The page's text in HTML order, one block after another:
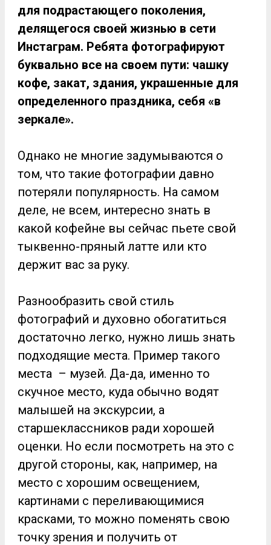
для подрастающего поколения,
делящегося своей жизнью в сети
Инстаграм. Ребята фотографируют
буквально все на своем пути: чашку
кофе, закат, здания, украшенные для
определенного праздника, себя «в
зеркале».
Однако не многие задумываются о
том, что такие фотографии давно
потеряли популярность. На самом
деле, не всем, интересно знать в
какой кофейне вы сейчас пьете свой
тыквенно-пряный латте или кто
держит вас за руку.
Разнообразить свой стиль
фотографий и духовно обогатиться
достаточно легко, нужно лишь знать
подходящие места. Пример такого
места – музей. Да-да, именно то
скучное место, куда обычно водят
малышей на экскурсии, а
старшеклассников ради хорошей
оценки. Но если посмотреть на это с
другой стороны, как, например, на
место с хорошим освещением,
картинами с переливающимися
красками, то можно поменять свою
точку зрения и получить от